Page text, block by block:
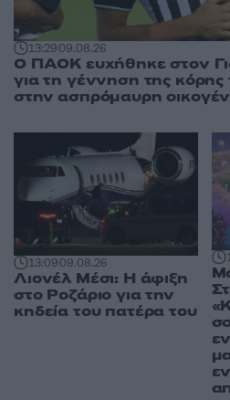
13:2909.08.26
Ο ΠΑΟΚ ευχήθηκε στον
για τη γέννηση της
στην ασπρόμαυρη
13:0909.08.26
Λιονέλ Μέσι: Η άφιξη
στο Ροζάριο για την
κηδεία του πατέρα του